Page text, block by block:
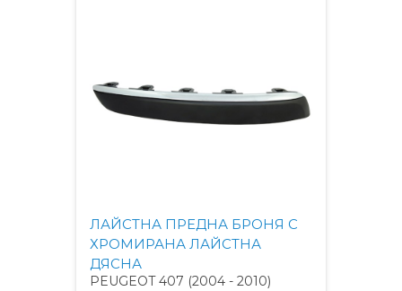
ЛАЙСТНА ПРЕДНА БРОНЯ С
ХРОМИРАНА ЛАЙСТНА
ДЯСНА
PEUGEOT 407 (2004 - 2010)